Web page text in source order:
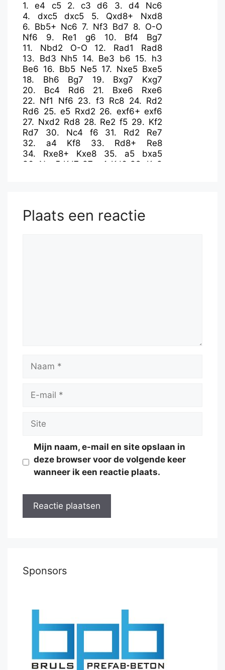
1.e4 c5 2. c3 d6 3. d4
Nc6
4. dxc5 dxc5 5. Qxd8+
Nxd8
6. Bb5+ Nc6 7. Nf3 Bd7 8. O-O
Nf6
9. Re1 g6 10. Bf4
Bg7
11. Nbd2 O-O 12. Rad1
Rad8
13. Bd3 Nh5 14. Be3 b6 15. h3
Be6 16. Bb5 Ne5 17. Nxe5 Bxe5
18. Bh6 Bg7 19. Bxg7
Kxg7
20. Bc4 Rd6 21. Bxe6
Rxe6
22. Nf1 Nf6 23. f3 Rc8 24. Rd2
Rd6 25. e5 Rxd2 26. exf6+ exf6
27. Nxd2 Rd8 28. Re2 f5 29. Kf2
Rd7
30. Nc4 f6 31. Rd2
Re7
32. a4 Kf8 33. Rd8+
Re8
34. Rxe8+ Kxe8 35. a5
bxa5
36. Nxa5 Kd7 37. c4 Kd6 38. Ke3
Plaats een reactie
Naam
Site
Mijn naam, e-mail en site opslaan in
deze browser voor de volgende keer
wanneer ik een reactie plaats.
Sponsors